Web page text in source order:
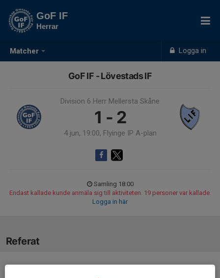
Matcher Logga in
GoF IF
Herrar
GoF IF - Lövestads IF
Division 6 Herr Mellersta Skåne
1 - 2
4 jun, 19:00, Flyinge IP A-plan
Samling 18:00
Endast kallade kunde anmäla sig till aktiviteten. 19 personer var kallade.
Logga in här
Referat